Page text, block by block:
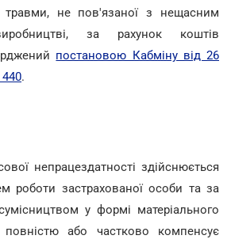
травми, не пов'язаної з нещасним
за рахунок коштів
постановою Кабміну від 26
.
непрацездатності здійснюється
роботи застрахованої особи та за
у формі матеріального
повністю або частково компенсує